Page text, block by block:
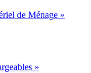
de Ménage »
»